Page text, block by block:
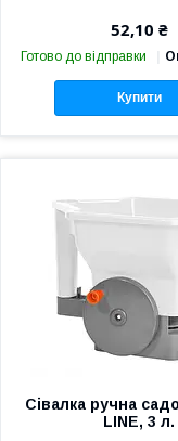
52,10 ₴
Готово до відправки
Купити
Сівалка ручна
LINE, 3 л.